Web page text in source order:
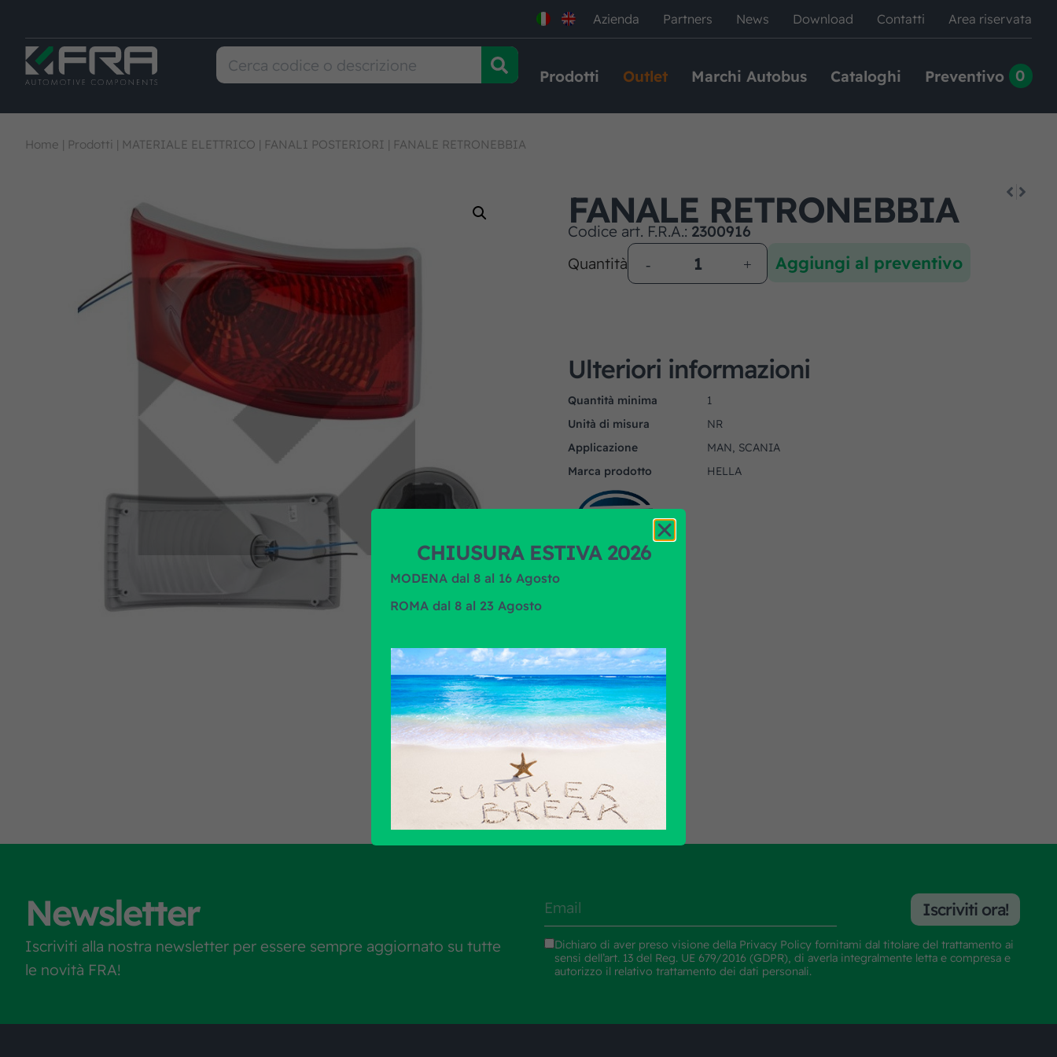
Azienda Partners News Download Contatti Area riservata
Prodotti Outlet Marchi Autobus Cataloghi Preventivo 0
Home | Prodotti | MATERIALE ELETTRICO | FANALI POSTERIORI | FANALE RETRONEBBIA
FANALE RETRONEBBIA
Codice art. F.R.A.: 2300916
Quantità
Aggiungi al preventivo
Ulteriori informazioni
Quantità minima
1
Unità di misura
NR
Applicazione
MAN, SCANIA
Marca prodotto
HELLA
Scopri tutti i prodotti
Newsletter
Iscriviti alla nostra newsletter per essere sempre aggiornato su tutte
le novità FRA!
Dichiaro di aver preso visione della Privacy Policy fornitami dal titolare del trattamento ai
sensi dell’art. 13 del Reg. UE 679/2016 (GDPR), di averla integralmente letta e compresa e
autorizzo il relativo trattamento dei dati personali.
Iscriviti ora!
CHIUSURA ESTIVA 2026
MODENA dal 8 al 16 Agosto
ROMA dal 8 al 23 Agosto